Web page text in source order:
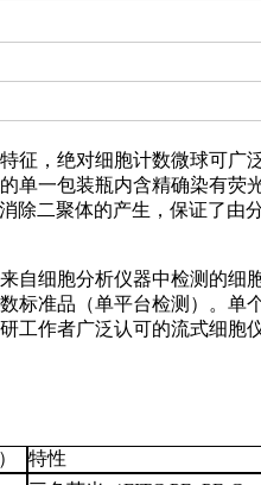
征，绝对细胞计数微球可
单一包装瓶内含精确染有荧
除二聚体的产生，保证了
自细胞分析仪器中检测的
标准品（单平台检测）。
工作者广泛认可的流式细胞
特性